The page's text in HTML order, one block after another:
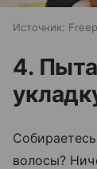
Источник:
4.
волосы?